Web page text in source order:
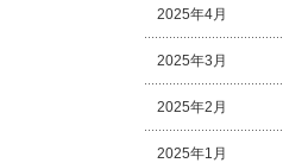
2025年4月
2025年3月
2025年2月
2025年1月